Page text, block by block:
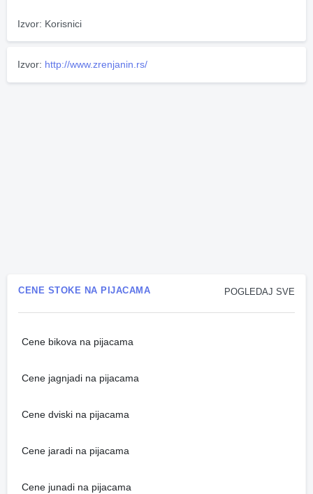
Izvor: Korisnici
Izvor: http://www.zrenjanin.rs/
POGLEDAJ SVE
CENE STOKE NA PIJACAMA
Cene bikova na pijacama
Cene jagnjadi na pijacama
Cene dviski na pijacama
Cene jaradi na pijacama
Cene junadi na pijacama